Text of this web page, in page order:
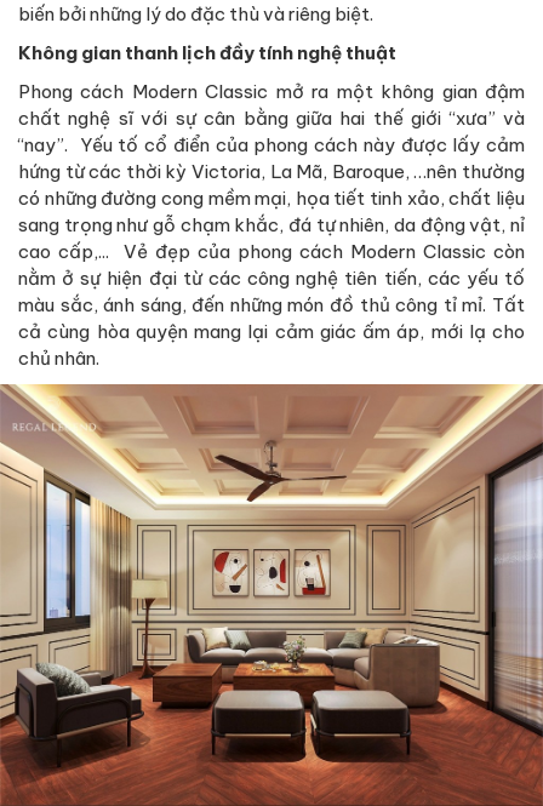
biến bởi những lý do đặc thù và riêng biệt.
Không gian thanh lịch đầy tính nghệ thuật
Phong cách Modern Classic mở ra một không gian đậm
chất nghệ sĩ với sự cân bằng giữa hai thế giới “xưa” và
“nay”. Yếu tố cổ điển của phong cách này được lấy cảm
hứng từ các thời kỳ Victoria, La Mã, Baroque, …nên thường
có những đường cong mềm mại, họa tiết tinh xảo, chất liệu
sang trọng như gỗ chạm khắc, đá tự nhiên, da động vật, nỉ
cao cấp,... Vẻ đẹp của phong cách Modern Classic còn
nằm ở sự hiện đại từ các công nghệ tiên tiến, các yếu tố
màu sắc, ánh sáng, đến những món đồ thủ công tỉ mỉ. Tất
cả cùng hòa quyện mang lại cảm giác ấm áp, mới lạ cho
chủ nhân.